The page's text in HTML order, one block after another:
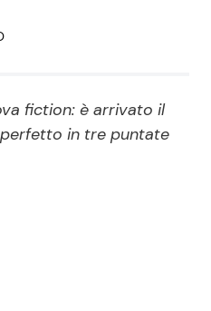
Reality e Talent
fiction: è arrivato il
in tre puntate